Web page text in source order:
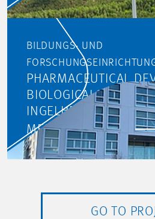
BILDUNGS- UND
PHARMACEUTICAL
BIOLOGICALS MOVE,
INGELHEIM
MEHR ERFAHREN
GO TO